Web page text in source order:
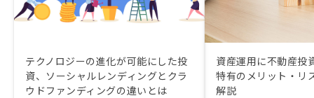
テクノロジーの進化が可能にした投
資、ソーシャルレンディングとクラ
ウドファンディングの違いとは
資産運用に不動産投
特有のメリット・リ
解説